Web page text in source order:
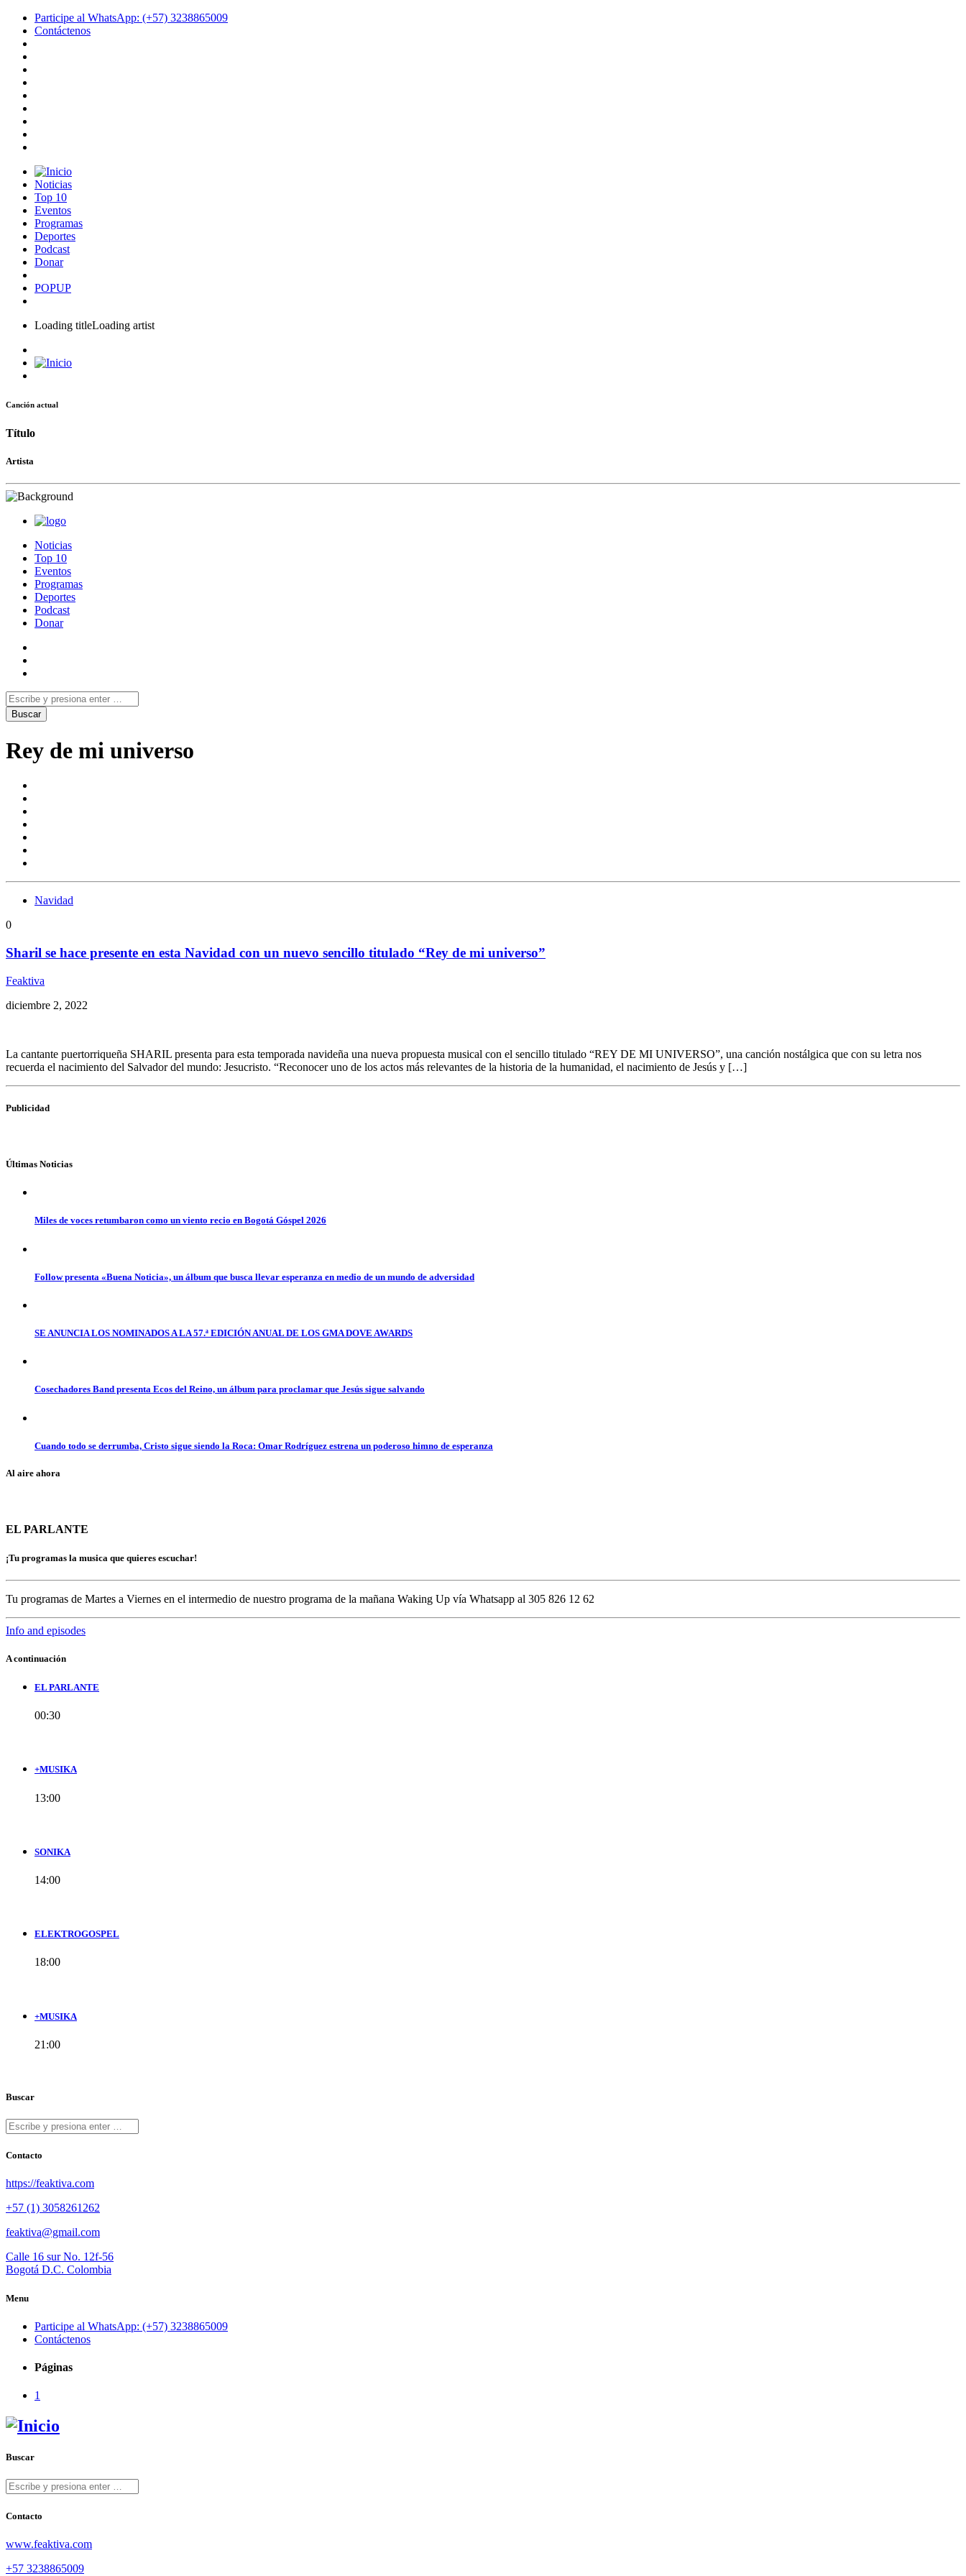
Participe al WhatsApp: (+57) 3238865009
Contáctenos
Noticias
Top 10
Eventos
Programas
Deportes
Podcast
Donar
POPUP
Loading titleLoading artist
Canción actual
Título
Artista
Noticias
Top 10
Eventos
Programas
Deportes
Podcast
Donar
Rey de mi universo
Navidad
0
Sharil se hace presente en esta Navidad con un nuevo sencillo titulado “Rey de mi universo”
Feaktiva
diciembre 2, 2022
La cantante puertorriqueña SHARIL presenta para esta temporada navideña una nueva propuesta musical con el sencillo titulado “REY DE MI UNIVERSO”, una canción nostálgica que con su letra nos
recuerda el nacimiento del Salvador del mundo: Jesucristo. “Reconocer uno de los actos más relevantes de la historia de la humanidad, el nacimiento de Jesús y […]
Publicidad
Últimas Noticias
Miles de voces retumbaron como un viento recio en Bogotá Góspel 2026
Follow presenta «Buena Noticia», un álbum que busca llevar esperanza en medio de un mundo de adversidad
SE ANUNCIA LOS NOMINADOS A LA 57.ª EDICIÓN ANUAL DE LOS GMA DOVE AWARDS
Cosechadores Band presenta Ecos del Reino, un álbum para proclamar que Jesús sigue salvando
Cuando todo se derrumba, Cristo sigue siendo la Roca: Omar Rodríguez estrena un poderoso himno de esperanza
Al aire ahora
EL PARLANTE
¡Tu programas la musica que quieres escuchar!
Tu programas de Martes a Viernes en el intermedio de nuestro programa de la mañana Waking Up vía Whatsapp al 305 826 12 62
Info and episodes
A continuación
EL PARLANTE
00:30
+MUSIKA
13:00
SONIKA
14:00
ELEKTROGOSPEL
18:00
+MUSIKA
21:00
Buscar
Contacto
https://feaktiva.com
+57 (1) 3058261262
feaktiva@gmail.com
Calle 16 sur No. 12f-56
Bogotá D.C. Colombia
Menu
Participe al WhatsApp: (+57) 3238865009
Contáctenos
Páginas
1
Buscar
Contacto
www.feaktiva.com
+57 3238865009